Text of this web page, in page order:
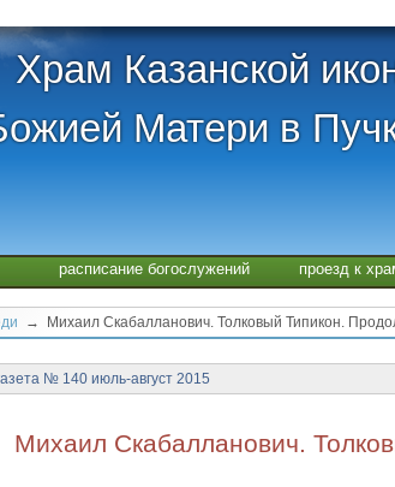
Храм Казанской
Матери в
расписание богослужений проезд к
→ Михаил Скабалланович. Толковый Типикон.
№ 140 июль-август 2015
Михаил Скабалланович.